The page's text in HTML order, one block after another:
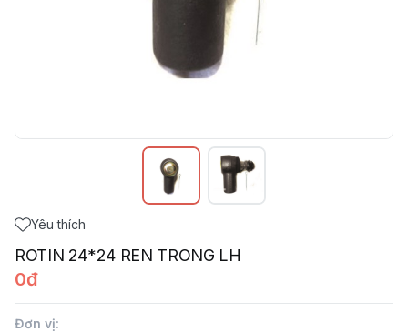
Yêu thích
ROTIN 24*24 REN TRONG LH
0đ
Đơn vị: